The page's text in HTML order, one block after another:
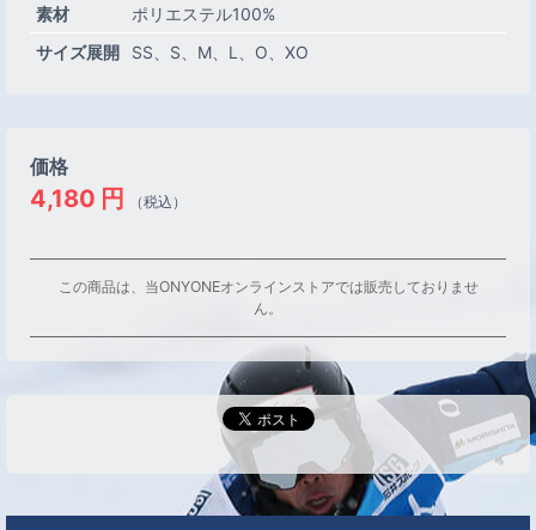
素材
ポリエステル100%
サイズ展開
SS S M L O XO
価格
4,180 円 （税込）
この商品は、当ONYONEオンラインストアでは販売しておりませ
ん。